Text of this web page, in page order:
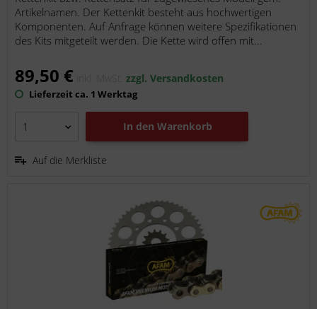
Artikelnamen. Der Kettenkit besteht aus hochwertigen
Komponenten. Auf Anfrage können weitere Spezifikationen
des Kits mitgeteilt werden. Die Kette wird offen mit...
89,50 € inkl. MwSt.zzgl. Versandkosten
Lieferzeit ca. 1 Werktag
In den Warenkorb
Auf die Merkliste